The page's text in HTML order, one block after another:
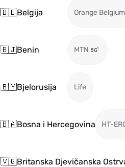
🇧🇪Belgija Orange Belgium
🇧🇯Benin MTN
🇧🇾Bjelorusija Life
🇧🇦Bosna i Hercegovina HT-
🇻🇬Britanska Djevičanska